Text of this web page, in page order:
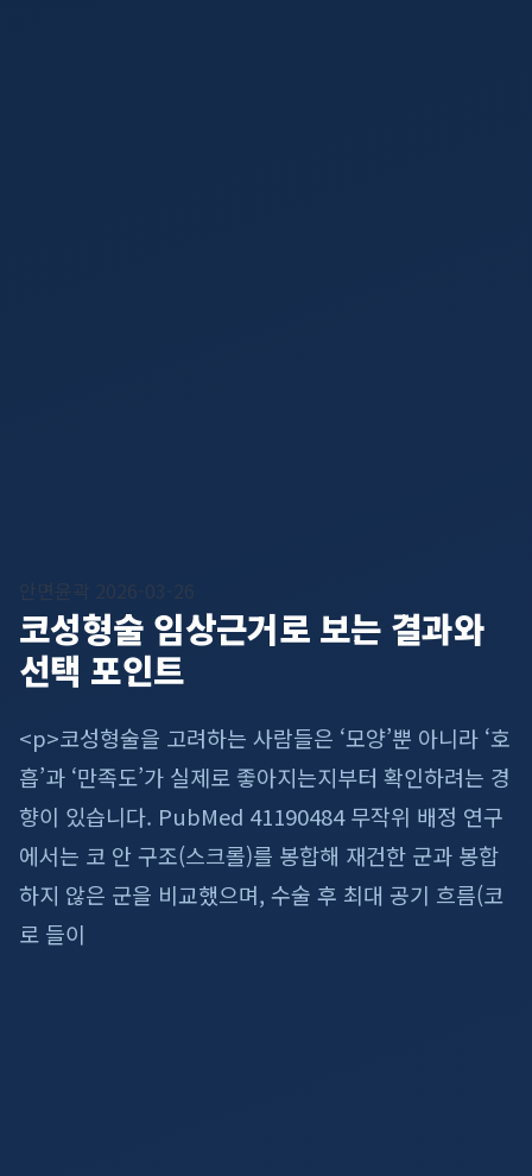
안면윤곽 2026-03-26
코성형술 임상근거로 보는 결과와
선택 포인트
<p>코성형술을 고려하는 사람들은 ‘모양’뿐 아니라 ‘호
흡’과 ‘만족도’가 실제로 좋아지는지부터 확인하려는 경
향이 있습니다. PubMed 41190484 무작위 배정 연구
에서는 코 안 구조(스크롤)를 봉합해 재건한 군과 봉합
하지 않은 군을 비교했으며, 수술 후 최대 공기 흐름(코
로 들이